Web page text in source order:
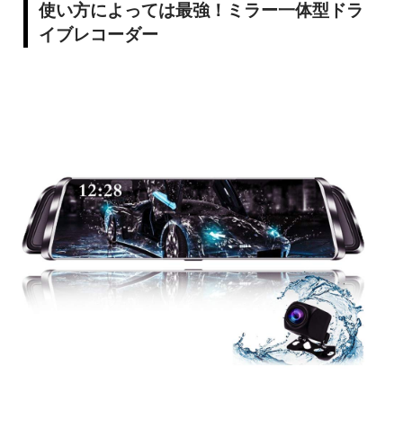
使い方によっては最強！ミラー一体型ドラ
イブレコーダー